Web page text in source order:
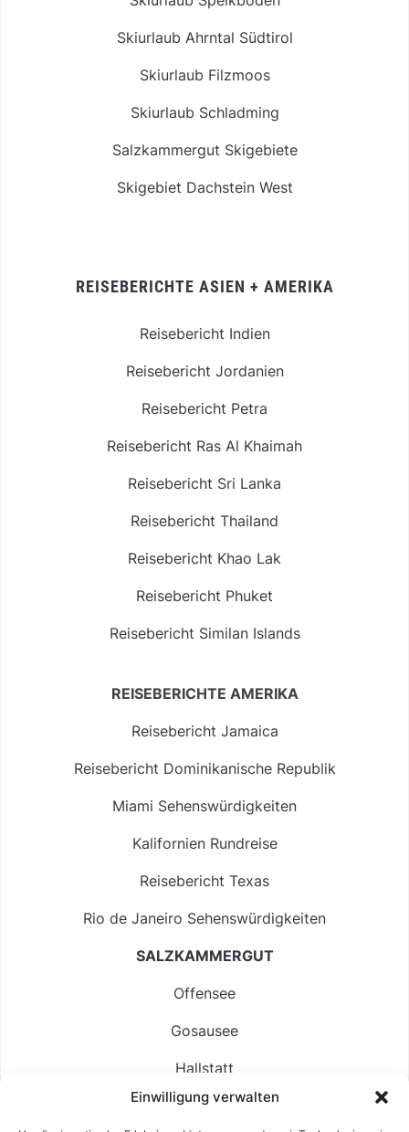
Einwilligung verwalten
Skiurlaub Ahrntal Südtirol
Skiurlaub Filzmoos
Skiurlaub Schladming
Salzkammergut Skigebiete
Skigebiet Dachstein West
REISEBERICHTE ASIEN + AMERIKA
Reisebericht Indien
Reisebericht Jordanien
Reisebericht Petra
Reisebericht Ras Al Khaimah
Reisebericht Sri Lanka
Reisebericht Thailand
Reisebericht Khao Lak
Reisebericht Phuket
Reisebericht Similan Islands
REISEBERICHTE AMERIKA
Reisebericht Jamaica
Reisebericht Dominikanische Republik
Miami Sehenswürdigkeiten
Kalifornien Rundreise
Reisebericht Texas
Rio de Janeiro Sehenswürdigkeiten
SALZKAMMERGUT
Offensee
Gosausee
Hallstatt
Langbathsee